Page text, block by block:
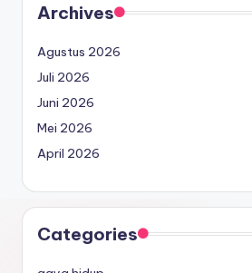
Archives
Agustus 2026
Juli 2026
Juni 2026
Mei 2026
April 2026
Categories